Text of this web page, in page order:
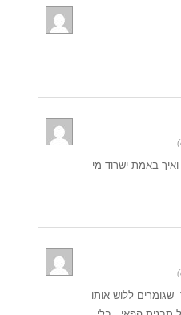
באמת ישרוד מי
ללוש אותו